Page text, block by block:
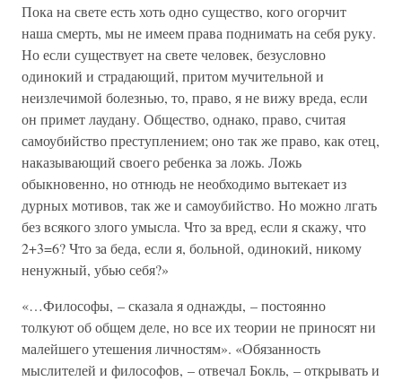
Пока на свете есть хоть одно существо, кого огорчит
наша смерть, мы не имеем права поднимать на себя руку.
Но если существует на свете человек, безусловно
одинокий и страдающий, притом мучительной и
неизлечимой болезнью, то, право, я не вижу вреда, если
он примет лаудану. Общество, однако, право, считая
самоубийство преступлением; оно так же право, как отец,
наказывающий своего ребенка за ложь. Ложь
обыкновенно, но отнюдь не необходимо вытекает из
дурных мотивов, так же и самоубийство. Но можно лгать
без всякого злого умысла. Что за вред, если я скажу, что
2+3=6? Что за беда, если я, больной, одинокий, никому
ненужный, убью себя?»
«…Философы, – сказала я однажды, – постоянно
толкуют об общем деле, но все их теории не приносят ни
малейшего утешения личностям». «Обязанность
мыслителей и философов, – отвечал Бокль, – открывать и